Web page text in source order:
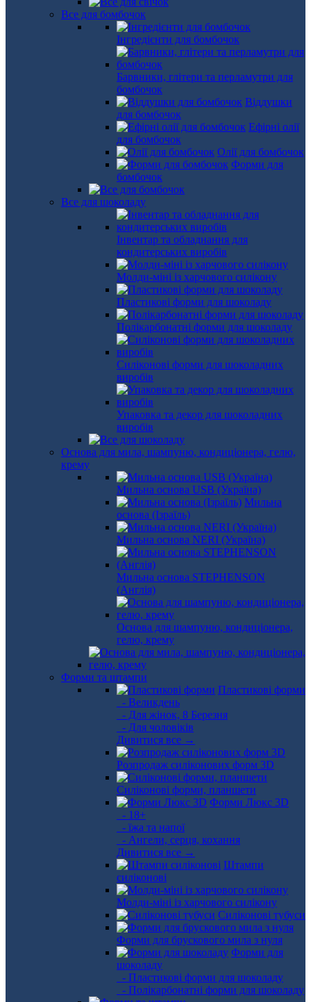
Все для бомбочок
Інгредієнти для бомбочок
Барвники, глітери та перламутри для
бомбочок
Віддушки
для бомбочок
Ефірні олії
для бомбочок
Олії для бомбочок
Форми для
бомбочок
Все для шоколаду
Інвентар та обладнання для
кондитерських виробів
Молди-міні із харчового силікону
Пластикові форми для шоколаду
Полікарбонатні форми для шоколаду
Силіконові форми для шоколадних
виробів
Упаковка та декор для шоколадних
виробів
Основа для мила, шампуню, кондиціонера, гелю,
крему
Мильна основа USB (Україна)
Мильна
основа (Ізраїль)
Мильна основа NERI (Україна)
Мильна основа STEPHENSON
(Англія)
Основа для шампуню, кондиціонера,
гелю, крему
Форми та штампи
Пластикові форми
- Великдень
- Для жінок, 8 Березня
- Для чоловіків
Дивитися все →
Розпродаж силіконових форм 3D
Силіконові форми, планшети
Форми Люкс 3D
- 18+
- їжа та напої
- Ангели, серця, кохання
Дивитися все →
Штампи
силіконові
Молди-міні із харчового силікону
Силіконові тубуси
Форми для брускового мила з нуля
Форми для
шоколаду
- Пластикові форми для шоколаду
- Полікарбонатні форми для шоколаду